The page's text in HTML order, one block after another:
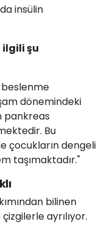
insülin
ilgili şu
dönemindeki
pankreas
Bu
çocukların dengeli
taşımaktadır."
bilinen
ayrılıyor.